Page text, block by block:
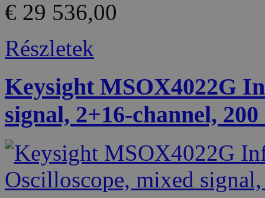
€ 29 536,00
Részletek
Keysight MSOX4022G
signal, 2+16-channel,